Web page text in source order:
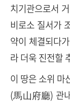
치기관으로서
비로소 질서가
약이 체결되다
라 더욱 진전할
이 땅은 소위 마
(馬山府廳) 관